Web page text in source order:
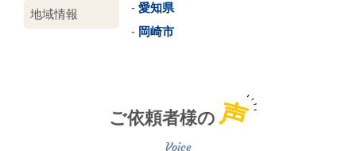
地域情報
愛知県
岡崎市
ご依頼者様の声